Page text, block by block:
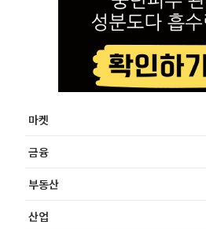
마켓
금융
부동산
산업